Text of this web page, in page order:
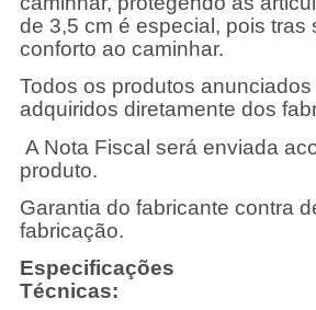
de 3,5 cm é especial, pois tras
conforto ao caminhar.
Todos os produtos
adquiridos diretamente dos
A Nota Fiscal será enviada
produto.
Garantia do fabricante contra
fabricação.
Especificações